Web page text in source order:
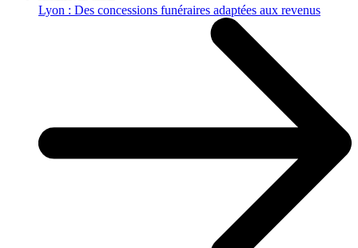
Lyon : Des concessions funéraires adaptées aux revenus